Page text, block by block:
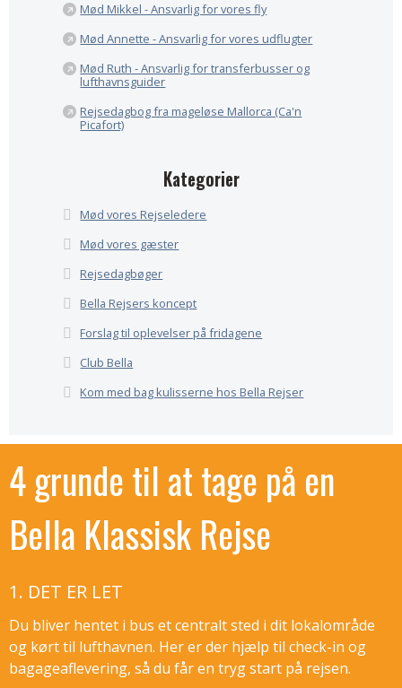
Mød Mikkel - Ansvarlig for vores fly
Mød Annette - Ansvarlig for vores udflugter
Mød Ruth - Ansvarlig for transferbusser og
lufthavnsguider
Rejsedagbog fra mageløse Mallorca (Ca'n
Picafort)
Kategorier
Mød vores Rejseledere
Mød vores gæster
Rejsedagbøger
Bella Rejsers koncept
Forslag til oplevelser på fridagene
Club Bella
Kom med bag kulisserne hos Bella Rejser
4 grunde til at tage på en
Bella Klassisk Rejse
1. DET ER LET
Du bliver hentet i bus et centralt sted i dit lokalområde
og kørt til lufthavnen. Her er der hjælp til check-in og
bagageaflevering, så du får en tryg start på rejsen.